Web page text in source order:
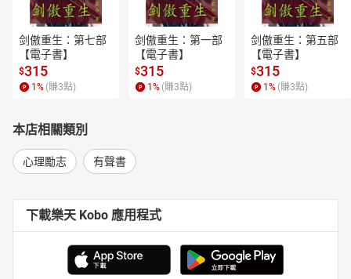
洪仲清／臨床心理師
祝健芳／衛生福利部長期照顧司司長
張小燕／綜藝教母
張曼娟／作家、照顧者
許皓宜／諮商心理師、作家
郭憲鴻（小冬瓜）／人氣YT頻道「單程旅行社」
鄧惠文／精神科醫師
蕭雅雯／天使心家族社會福利基金會創辦人
賴佩霞／「中華好好說話，學會」創辦人兼理事長
謝采倪／粉專「癌友有嘻哈」創辦人、品牌「里里子假髮」經營者
剑傲重生：第七部
【電子書】
$315
1 % (賺3點)
剑傲重生：第一部
【電子書】
$315
1 % (賺3點)
剑傲重生：第五部
【電子書】
$315
1 % (賺3點)
本店相關類別
心理勵志 有聲書
下載樂天 Kobo 應用程式